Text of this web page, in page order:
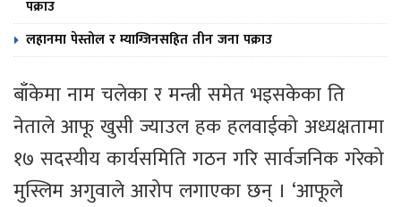
पक्राउ
लहानमा पेस्तोल र म्याग्जिनसहित तीन जना पक्राउ
बाँकेमा नाम चलेका र मन्त्री समेत भइसकेका ति
नेताले आफू खुसी ज्याउल हक हलवाईको अध्यक्षतामा
१७ सदस्यीय कार्यसमिति गठन गरि सार्वजनिक गरेको
मुस्लिम अगुवाले आरोप लगाएका छन् । ‘आफूले